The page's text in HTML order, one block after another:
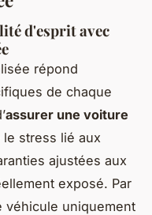
d'esprit avec
répond
de chaque
assurer une voiture
le stress lié aux
ajustées aux
exposé. Par
véhicule uniquement